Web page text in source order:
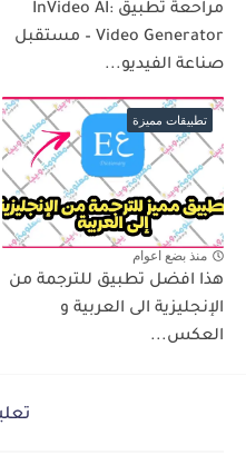
مراحعة تطبيق InVideo AI:
Video Generator – مستقبل
صناعة الفيديو...
تطبيقات مميزة
منذ بضع اعوام
هذا افضل تطبيق للترجمة من
الإنجليزية الى العربية و
العكس...